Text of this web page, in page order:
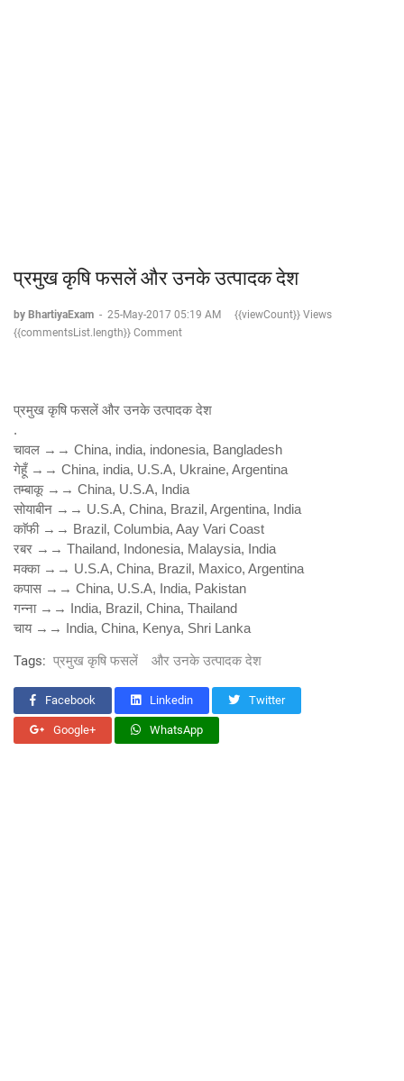
प्रमुख कृषि फसलें और उनके उत्पादक देश
by BhartiyaExam - 25-May-2017 05:19 AM
{{viewCount}} Views
{{commentsList.length}} Comment
प्रमुख कृषि फसलें और उनके उत्पादक देश
.
चावल →→ China, india, indonesia, Bangladesh
गेहूँ →→ China, india, U.S.A, Ukraine, Argentina
तम्बाकू →→ China, U.S.A, India
सोयाबीन →→ U.S.A, China, Brazil, Argentina, India
काॅफी →→ Brazil, Columbia, Aay Vari Coast
रबर →→ Thailand, Indonesia, Malaysia, India
मक्का →→ U.S.A, China, Brazil, Maxico, Argentina
कपास →→ China, U.S.A, India, Pakistan
गन्ना →→ India, Brazil, China, Thailand
चाय →→ India, China, Kenya, Shri Lanka
Tags: प्रमुख कृषि फसलें और उनके उत्पादक देश
Facebook Linkedin Twitter
Google+ WhatsApp